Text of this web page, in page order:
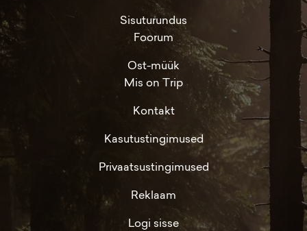
Sisuturundus
Foorum
Ost-müük
Mis on Trip
Kontakt
Kasutustingimused
Privaatsustingimused
Reklaam
Logi sisse